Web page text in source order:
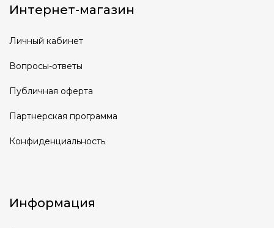
Интернет-магазин
Личный кабинет
Вопросы-ответы
Публичная оферта
Партнерская программа
Конфиденциальность
Информация